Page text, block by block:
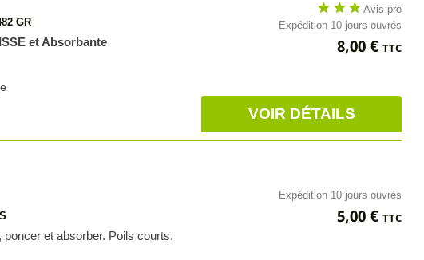
GR
et Absorbante
star star star Avis pro
Expédition 10 jours ouvrés
Prix
8,00 € TTC
VOIR DÉTAILS
et absorber. Poils courts.
Expédition 10 jours ouvrés
Prix
5,00 € TTC